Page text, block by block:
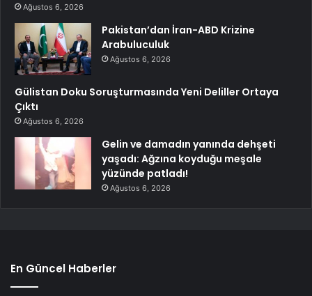
Ağustos 6, 2026
Pakistan’dan İran-ABD Krizine
Arabuluculuk
Ağustos 6, 2026
Gülistan Doku Soruşturmasında Yeni Deliller Ortaya
Çıktı
Ağustos 6, 2026
Gelin ve damadın yanında dehşeti
yaşadı: Ağzına koyduğu meşale
yüzünde patladı!
Ağustos 6, 2026
En Güncel Haberler